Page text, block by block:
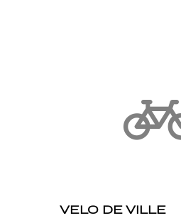
Précédent
VELO DE VILLE